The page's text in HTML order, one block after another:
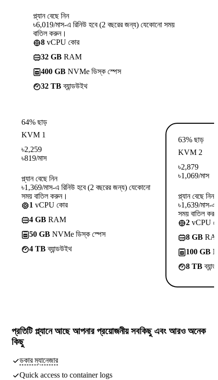
প্ল্যান বেছে নিন
৳6,019/মাস-এ রিনিউ হবে (2 বছরের জন্য) যেকোনো সময়
বাতিল করুন।
8 vCPU কোর
32 GB RAM
400 GB NVMe ডিস্ক স্পেস
32 TBব্যান্ডউইথ
64% ছাড়
KVM 1
৳2,259
৳819/মাস
প্ল্যান বেছে নিন
৳1,369/মাস-এ রিনিউ হবে (2 বছরের জন্য) যেকোনো
সময় বাতিল করুন।
1 vCPU কোর
4 GB RAM
50 GB NVMe ডিস্ক স্পেস
4 TBব্যান্ডউইথ
63% ছাড়
KVM 2
৳2,879
৳1,069/মাস
প্ল্যান বেছে নিন
৳1,639/মাস-এ
সময় বাতিল
2 vCPU
8 GB
100 GB
8 TB
প্রতিটি প্ল্যানে আছেআপনার প্রয়োজনীয় সবকিছুএবং আরও অনেক
কিছু
ডকার ম্যানেজার
Quick access to container logs